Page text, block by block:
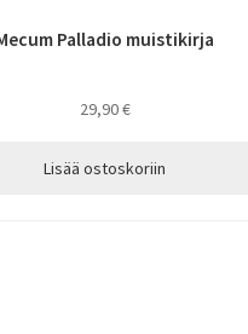
Palladio muistikirja
29,90€
Lisää ostoskoriin